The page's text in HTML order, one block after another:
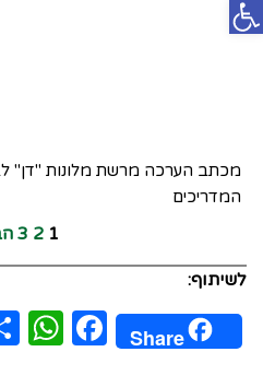
מכתב הערכה מרשת מלונות "דן"
המדריכים
1
2
3
לשיתוף:
Share